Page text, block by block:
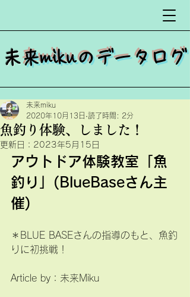
​未来mikuのデータログ
魚釣り体験、しました！
未来miku
2020年10月13日 読了時間: 2分
更新日： 2023年5月15日
アウトドア体験教室「魚
釣り」(BlueBaseさん主
催)
＊ BLUE BASEさんの指導のもと、魚釣
りに初挑戦！
Article by： 未来Miku